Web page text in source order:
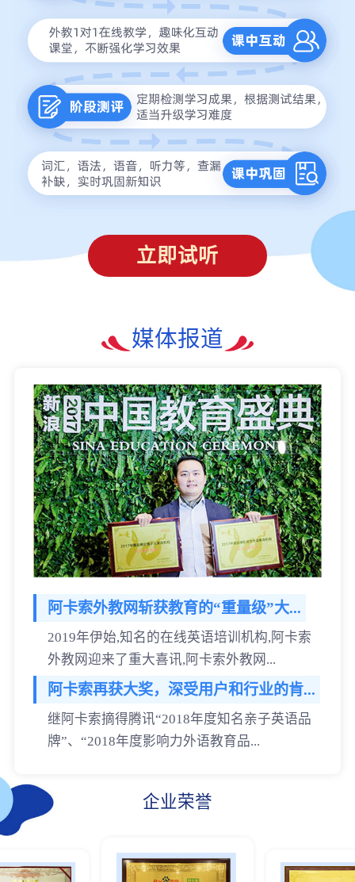
立即试听
媒体报道
阿卡索外教网斩获教育的“重量级”大...
2019年伊始,知名的在线英语培训机构,阿卡索
外教网迎来了重大喜讯,阿卡索外教网...
阿卡索再获大奖，深受用户和行业的肯...
继阿卡索摘得腾讯“2018年度知名亲子英语品
牌”、“2018年度影响力外语教育品...
企业荣誉